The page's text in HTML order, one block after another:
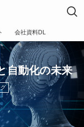
会社資料DL
自動化の未来